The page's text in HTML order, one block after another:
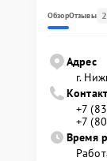
ОбзорОтзывы
Адрес
г.
+7
+7
Время